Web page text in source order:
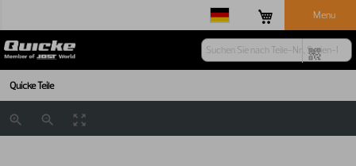
Menu
Quicke Teile